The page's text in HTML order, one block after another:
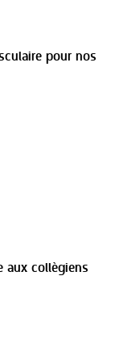
pour nos
aux collègiens